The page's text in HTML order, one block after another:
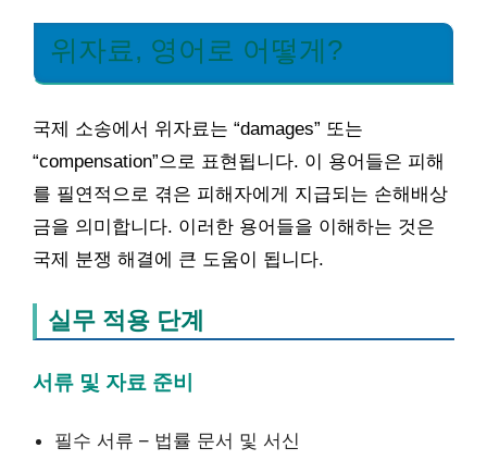
위자료, 영어로 어떻게?
국제 소송에서 위자료는 “damages” 또는
“compensation”으로 표현됩니다. 이 용어들은 피해
를 필연적으로 겪은 피해자에게 지급되는 손해배상
금을 의미합니다. 이러한 용어들을 이해하는 것은
국제 분쟁 해결에 큰 도움이 됩니다.
실무 적용 단계
서류 및 자료 준비
필수 서류 – 법률 문서 및 서신